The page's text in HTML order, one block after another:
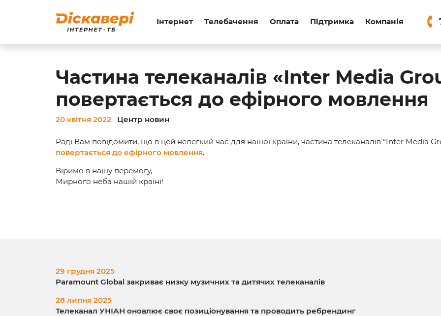
Інтернет Телебачення Оплата Підтримка Компанія
Частина телеканалів «Inter Media
повертається до ефірного мовлення
20 квітня 2022 Центр новин
Раді Вам повідомити, що в цей нелегкий час для нашої країни, частина телеканалів “Inter Media
повертається до ефірного мовлення.
Віримо в нашу перемогу,
Мирного неба нашій країні!
29 грудня 2025
Paramount Global закриває низку музичних та дитячих телеканалів
28 липня 2025
Телеканал УНІАН оновлює своє позиціонування та проводить ребрендинг